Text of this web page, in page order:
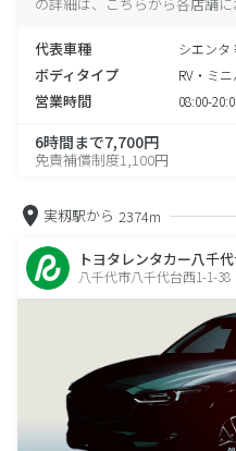
代表車種 シエンタ
ボディタイプ RV・ミ
営業時間 08:00-
6時間まで7,700円
免責補償制度1,100円
実籾駅から 2374m
トヨタレンタカー八千
八千代市八千代台西1-1-38